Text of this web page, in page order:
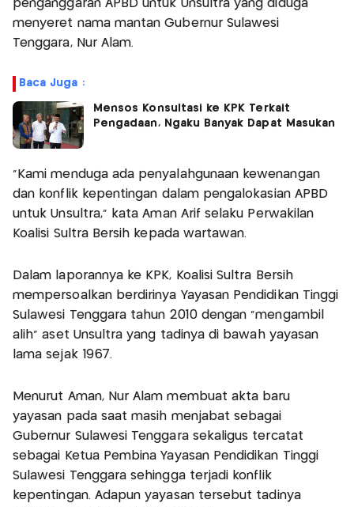
penganggaran APBD untuk Unsultra yang diduga
menyeret nama mantan Gubernur Sulawesi
Tenggara, Nur Alam.
Baca Juga :
Mensos Konsultasi ke KPK Terkait
Pengadaan, Ngaku Banyak Dapat Masukan
"Kami menduga ada penyalahgunaan kewenangan
dan konflik kepentingan dalam pengalokasian APBD
untuk Unsultra," kata Aman Arif selaku Perwakilan
Koalisi Sultra Bersih kepada wartawan.
Dalam laporannya ke KPK, Koalisi Sultra Bersih
mempersoalkan berdirinya Yayasan Pendidikan Tinggi
Sulawesi Tenggara tahun 2010 dengan “mengambil
alih” aset Unsultra yang tadinya di bawah yayasan
lama sejak 1967.
Menurut Aman, Nur Alam membuat akta baru
yayasan pada saat masih menjabat sebagai
Gubernur Sulawesi Tenggara sekaligus tercatat
sebagai Ketua Pembina Yayasan Pendidikan Tinggi
Sulawesi Tenggara sehingga terjadi konflik
kepentingan. Adapun yayasan tersebut tadinya